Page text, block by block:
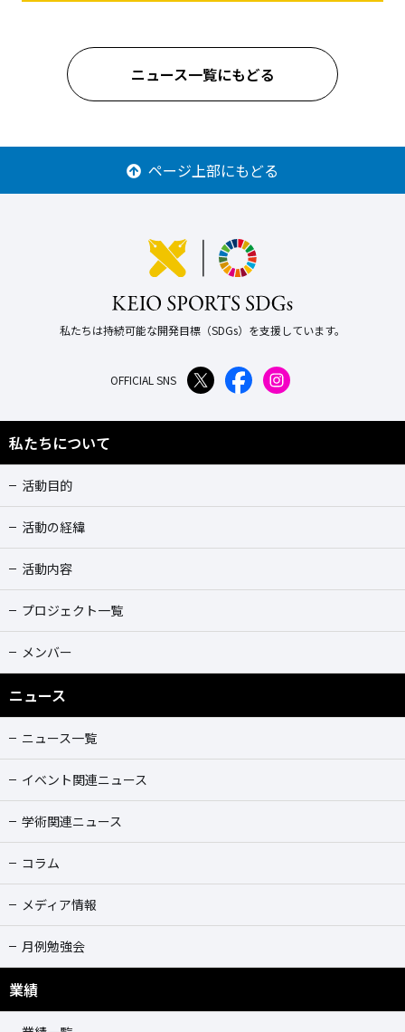
ニュース一覧にもどる
ページ上部にもどる
私たちは持続可能な開発目標（SDGs）を支援しています。
OFFICIAL SNS
私たちについて
活動目的
活動の経緯
活動内容
プロジェクト一覧
メンバー
ニュース
ニュース一覧
イベント関連ニュース
学術関連ニュース
コラム
メディア情報
月例勉強会
業績